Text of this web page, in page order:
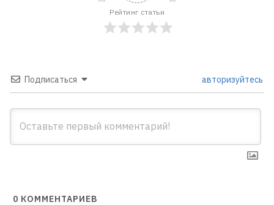
Рейтинг статьи
Подписаться авторизуйтесь
0 КОММЕНТАРИЕВ